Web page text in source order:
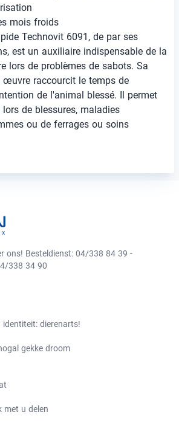
mois froids
Technovit 6091, de par ses
est un auxiliaire indispensable de la
lors de problèmes de sabots. Sa
œuvre raccourcit le temps de
de l'animal blessé. Il permet
de blessures, maladies
ou de ferrages ou soins
ons! Besteldienst: 04/338 84 39 -
338 34 90
identiteit: dierenarts!
gekke droom
met u delen